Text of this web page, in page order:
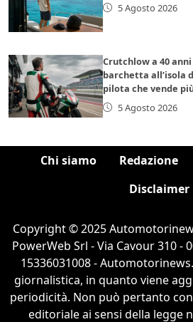
5 Agosto 2026
Crutchlow a 40
barchetta all’isola
pilota che vende
5 Agosto 2026
Chi siamo Redazione
Disclaimer
Copyright © 2025
PowerWeb Srl - Via Cavour 310 -
15336031008 -
giornalistica, in quanto viene
periodicità. Non può pertanto
editoriale ai sensi della legge